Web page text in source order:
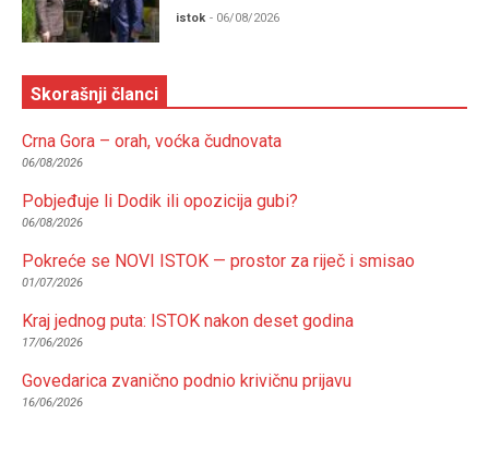
istok - 06/08/2026
Skorašnji članci
Crna Gora – orah, voćka čudnovata
06/08/2026
Pobjeđuje li Dodik ili opozicija gubi?
06/08/2026
Pokreće se NOVI ISTOK — prostor za riječ i smisao
01/07/2026
Kraj jednog puta: ISTOK nakon deset godina
17/06/2026
Govedarica zvanično podnio krivičnu prijavu
16/06/2026